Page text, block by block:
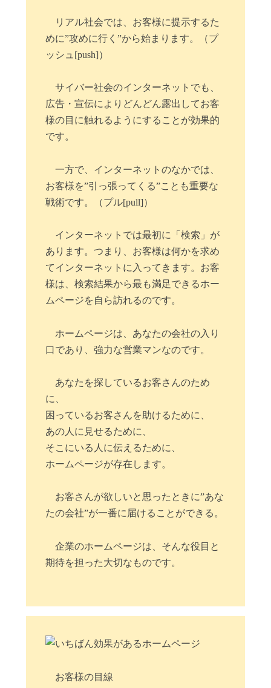
リアル社会では、お客様に提示するた
めに”攻めに行く”から始まります。（プ
ッシュ[push]）
サイバー社会のインターネットでも、
広告・宣伝によりどんどん露出してお客
様の目に触れるようにすることが効果的
です。
一方で、インターネットのなかでは、
お客様を”引っ張ってくる”ことも重要な
戦術です。（プル[pull]）
インターネットでは最初に「検索」が
あります。つまり、お客様は何かを求め
てインターネットに入ってきます。お客
様は、検索結果から最も満足できるホー
ムページを自ら訪れるのです。
ホームページは、あなたの会社の入り
口であり、強力な営業マンなのです。
あなたを探しているお客さんのため
に、
困っているお客さんを助けるために、
あの人に見せるために、
そこにいる人に伝えるために、
ホームページが存在します。
お客さんが欲しいと思ったときに”あな
たの会社”が一番に届けることができる。
企業のホームページは、そんな役目と
期待を担った大切なものです。
お客様の目線